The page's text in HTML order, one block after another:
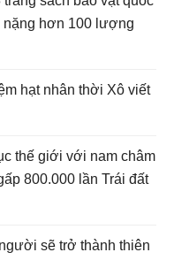
nặng hơn 100 lượng
hạt nhân thời Xô viết
thế giới với nam châm
800.000 lần Trái đất
sẽ trở thành thiên